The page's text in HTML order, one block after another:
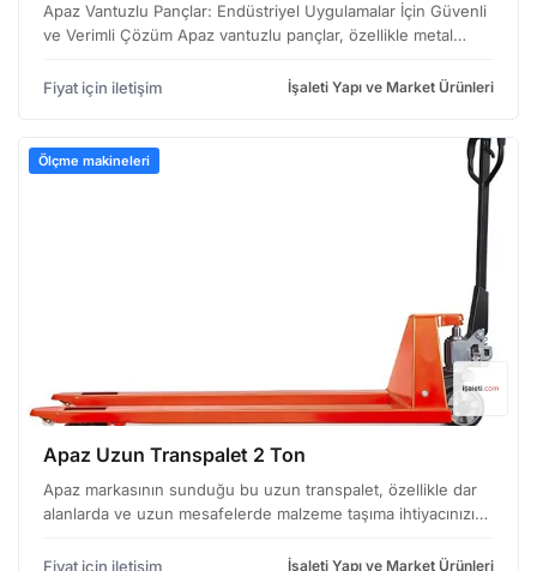
Apaz Vantuzlu Pançlar: Endüstriyel Uygulamalar İçin Güvenli
ve Verimli Çözüm Apaz vantuzlu pançlar, özellikle metal
yaygın olarak kullanılan, hassas ve güvenili…
Fiyat için iletişim İşaleti Yapı ve Market Ürünleri
Ölçme makineleri
Apaz Uzun Transpalet 2 Ton
Apaz markasının sunduğu bu uzun transpalet, özellikle dar
alanlarda ve uzun mesafelerde malzeme taşıma ihtiyacınızı
yüklerinizi güvenle taşımanızı sağlayan bu tr…
Fiyat için iletişim İşaleti Yapı ve Market Ürünleri